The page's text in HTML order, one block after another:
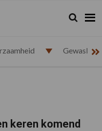
Zoeken...
Zoek
keren komend